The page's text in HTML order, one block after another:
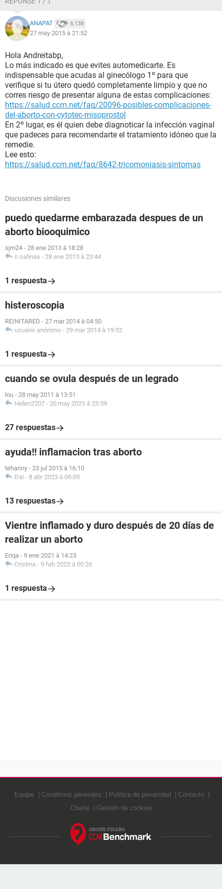
asumiendo las consecuencia y tomando cartas en el asunto.
si alguna pudiese darme un consejo de cuando seria lo mas
indicado para utilizarlo,y cuanto tiempo tengo que esperar o
si lo puedo usar de una vez, estere muy agradecida.
ANAPAT 6.138
27 may 2015 à 21:52
Hola Andreitabp,
Lo más indicado es que evites automedicarte. Es
indispensable que acudas al ginecólogo 1º para que
verifique si tu útero quedó completamente limpio y que no
corres riesgo de presentar alguna de estas complicaciones:
https://salud.ccm.net/faq/20096-posibles-complicaciones-
del-aborto-con-cytotec-misoprostol
En 2º lugar, es él quien debe diagnoticar la infección vaginal
que padeces para recomendarte el tratamiento idóneo que la
remedie.
Lee esto:
https://salud.ccm.net/faq/8642-tricomoniasis-sintomas
Discusiones similares
puedo quedarme embarazada despues de un
aborto biooquimico
sjm24 - 28 ene 2013 à 18:28
c-salinas - 28 ene 2013 à 23:44
1 respuesta
histeroscopia
REINITARED - 27 mar 2014 à 04:50
usuario anónimo - 29 mar 2014 à 19:52
1 respuesta
cuando se ovula después de un legrado
lou - 28 may 2011 à 13:51
Helen2207 - 20 may 2023 à 23:59
27 respuestas
ayuda!! inflamacion tras aborto
tehanny - 23 jul 2015 à 16:10
Dai - 8 abr 2023 à 06:05
13 respuestas
Vientre inflamado y duro después de 20 días de
realizar un aborto
Eriqa - 9 ene 2021 à 14:23
Cristina - 9 feb 2022 à 00:26
1 respuesta
Equipe Conditions générales Política de privacidad
Contacto
Charte
Gestión de cookies